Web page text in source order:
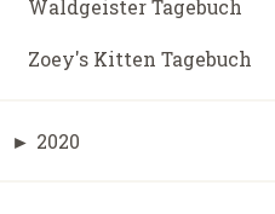
Waldgeister Tagebuch
Zoey's Kitten Tagebuch
► 2020